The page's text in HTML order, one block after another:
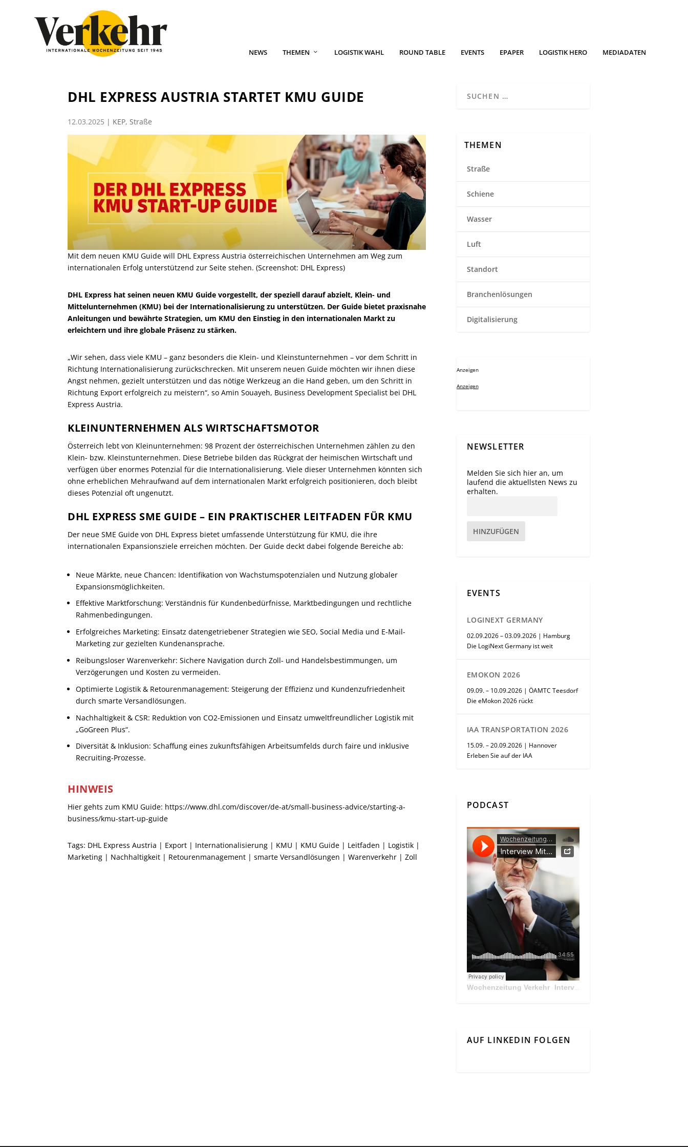
NEWS THEMEN LOGISTIK WAHL ROUND TABLE EVENTS EPAPER LOGISTIK HERO MEDIADATEN
DHL EXPRESS AUSTRIA STARTET KMU GUIDE
12.03.2025 | KEP, Straße
Mit dem neuen KMU Guide will DHL Express Austria österreichischen Unternehmen am Weg zum
internationalen Erfolg unterstützend zur Seite stehen. (Screenshot: DHL Express)
DHL Express hat seinen neuen KMU Guide vorgestellt, der speziell darauf abzielt, Klein- und
Mittelunternehmen (KMU) bei der Internationalisierung zu unterstützen. Der Guide bietet praxisnahe
Anleitungen und bewährte Strategien, um KMU den Einstieg in den internationalen Markt zu
erleichtern und ihre globale Präsenz zu stärken.
„Wir sehen, dass viele KMU – ganz besonders die Klein- und Kleinstunternehmen – vor dem Schritt in
Richtung Internationalisierung zurückschrecken. Mit unserem neuen Guide möchten wir ihnen diese
Angst nehmen, gezielt unterstützen und das nötige Werkzeug an die Hand geben, um den Schritt in
Richtung Export erfolgreich zu meistern“, so Amin Souayeh, Business Development Specialist bei DHL
Express Austria.
KLEINUNTERNEHMEN ALS WIRTSCHAFTSMOTOR
Österreich lebt von Kleinunternehmen: 98 Prozent der österreichischen Unternehmen zählen zu den
Klein- bzw. Kleinstunternehmen. Diese Betriebe bilden das Rückgrat der heimischen Wirtschaft und
verfügen über enormes Potenzial für die Internationalisierung. Viele dieser Unternehmen könnten sich
ohne erheblichen Mehraufwand auf dem internationalen Markt erfolgreich positionieren, doch bleibt
dieses Potenzial oft ungenutzt.
DHL EXPRESS SME GUIDE – EIN PRAKTISCHER LEITFADEN FÜR KMU
Der neue SME Guide von DHL Express bietet umfassende Unterstützung für KMU, die ihre
internationalen Expansionsziele erreichen möchten. Der Guide deckt dabei folgende Bereiche ab:
Neue Märkte, neue Chancen: Identifikation von Wachstumspotenzialen und Nutzung globaler
Expansionsmöglichkeiten.
Effektive Marktforschung: Verständnis für Kundenbedürfnisse, Marktbedingungen und rechtliche
Rahmenbedingungen.
Erfolgreiches Marketing: Einsatz datengetriebener Strategien wie SEO, Social Media und E-Mail-
Marketing zur gezielten Kundenansprache.
Reibungsloser Warenverkehr: Sichere Navigation durch Zoll- und Handelsbestimmungen, um
Verzögerungen und Kosten zu vermeiden.
Optimierte Logistik & Retourenmanagement: Steigerung der Effizienz und Kundenzufriedenheit
durch smarte Versandlösungen.
Nachhaltigkeit & CSR: Reduktion von CO2-Emissionen und Einsatz umweltfreundlicher Logistik mit
„GoGreen Plus“.
Diversität & Inklusion: Schaffung eines zukunftsfähigen Arbeitsumfelds durch faire und inklusive
Recruiting-Prozesse.
HINWEIS
Hier gehts zum KMU Guide: https://www.dhl.com/discover/de-at/small-business-advice/starting-a-
business/kmu-start-up-guide
Tags: DHL Express Austria | Export | Internationalisierung | KMU | KMU Guide | Leitfaden | Logistik |
Marketing | Nachhaltigkeit | Retourenmanagement | smarte Versandlösungen | Warenverkehr | Zoll
THEMEN
Straße
Schiene
Wasser
Luft
Standort
Branchenlösungen
Digitalisierung
Anzeigen
Anzeigen
NEWSLETTER
Melden Sie sich hier an, um
laufend die aktuellsten News zu
erhalten.
HINZUFÜGEN
EVENTS
LOGINEXT GERMANY
02.09.2026 – 03.09.2026 | Hamburg
Die LogiNext Germany ist weit
EMOKON 2026
09.09. – 10.09.2026 | ÖAMTC Teesdorf
Die eMokon 2026 rückt
IAA TRANSPORTATION 2026
15.09. – 20.09.2026 | Hannover
Erleben Sie auf der IAA
PODCAST
Wochenzeitung Verkehr· Interview Mit Andreas Matthä, CEO der ÖBB Holding
AUF LINKEDIN FOLGEN